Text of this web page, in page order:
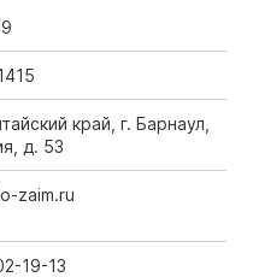
край, г. Барнаул,
д. 53
zaim.ru
19-13